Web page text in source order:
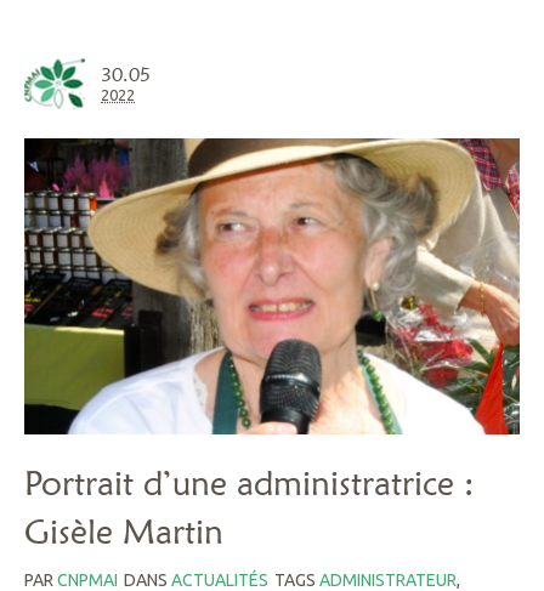
30.05
2022
Portrait d’une administratrice :
Gisèle Martin
PAR CNPMAI DANS ACTUALITÉS TAGS ADMINISTRATEUR,